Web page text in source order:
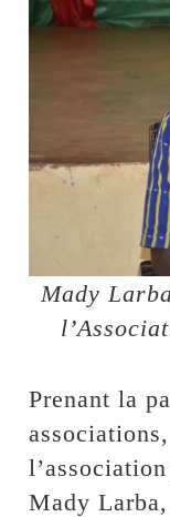
Mady
Prenant la
Mady